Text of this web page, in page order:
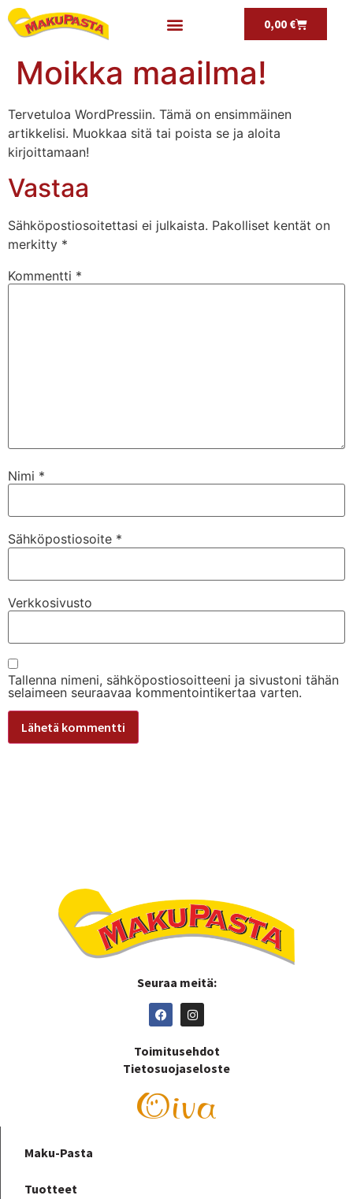
0,00 €
Moikka maailma!
Tervetuloa WordPressiin. Tämä on ensimmäinen
artikkelisi. Muokkaa sitä tai poista se ja aloita
kirjoittamaan!
Vastaa
Sähköpostiosoitettasi ei julkaista. Pakolliset kentät on
merkitty *
Kommentti *
Nimi *
Sähköpostiosoite *
Verkkosivusto
Tallenna nimeni, sähköpostiosoitteeni ja sivustoni tähän
selaimeen seuraavaa kommentointikertaa varten.
Seuraa meitä:
Toimitusehdot
Tietosuojaseloste
Maku-Pasta
Tuotteet